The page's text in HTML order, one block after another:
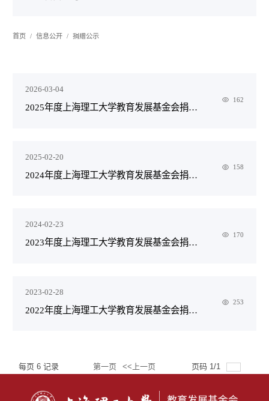
首页 信息公开 捐赠公示
2026-03-04
2025年度上海理工大学教育发展基金会捐赠鸣谢
162
2025-02-20
2024年度上海理工大学教育发展基金会捐赠鸣谢
158
2024-02-23
2023年度上海理工大学教育发展基金会捐赠鸣谢
170
2023-02-28
2022年度上海理工大学教育发展基金会捐赠鸣谢
253
每页 6 记录
第一页
<<上一页
页码 1/1